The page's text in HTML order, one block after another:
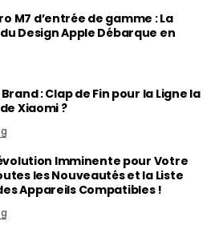
M7 d’entrée de gamme : La
Design Apple Débarque en
: Clap de Fin pour la Ligne la
Xiaomi ?
Imminente pour Votre
les Nouveautés et la Liste
Appareils Compatibles !